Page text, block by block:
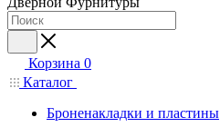
Корзина 0
Каталог
Броненакладки и пластины